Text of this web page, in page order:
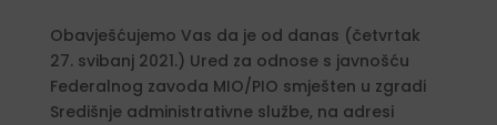
Obavješćujemo Vas da je od danas (četvrtak
27. svibanj 2021.) Ured za odnose s javnošću
Federalnog zavoda MIO/PIO smješten u zgradi
Središnje administrativne službe, na adresi